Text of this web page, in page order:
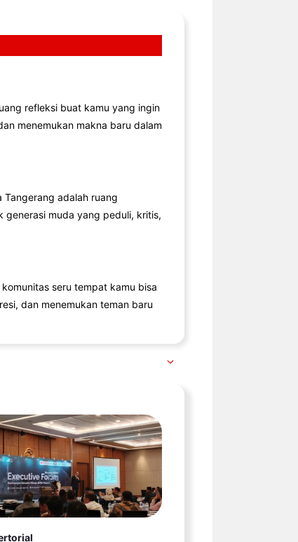
refleksi buat kamu yang ingin
menemukan makna baru dalam
Tangerang adalah ruang
generasi muda yang peduli, kritis,
seru tempat kamu bisa
dan menemukan teman baru